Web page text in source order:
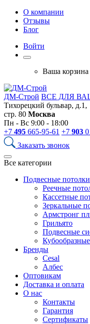
О компании
Отзывы
Блог
Войти
Ваша корзина
ДМ-Строй ВСЕ ДЛЯ
Тихорецкий бульвар, д.1,
стр. 80 Москва
Пн - Вс 9:00 - 18:00
+7 495 665-95-61 +7 903
Заказать звонок
Все категории
Подвесные потолки
Реечные
Кассетные
Зеркальные
Армстронг
Грильято
Подвесные
Бренды
Cesal
Албес
Оптовикам
Доставка и оплата
О нас
Контакты
Гарантия
Сертификаты